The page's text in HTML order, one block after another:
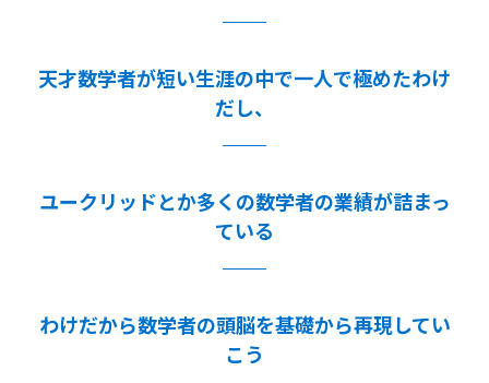
天才数学者が短い生涯の中で一人で極めたわけ
だし、
ユークリッドとか多くの数学者の業績が詰まっ
ている
わけだから数学者の頭脳を基礎から再現してい
こう